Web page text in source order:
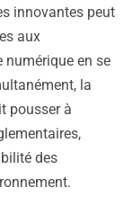
innovantes peut
aux
numérique en se
la
pousser à
des